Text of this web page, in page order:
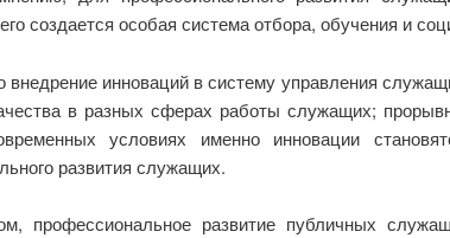
создается особая система отбора, обучения и
внедрение инноваций в систему управления
в разных сферах работы служащих;
условиях именно инновации
развития служащих.
профессиональное развитие публичных